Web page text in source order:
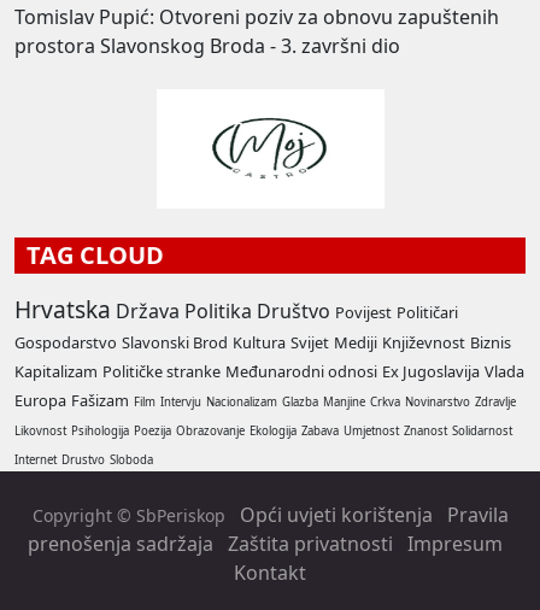
Tomislav Pupić: Otvoreni poziv za obnovu zapuštenih
prostora Slavonskog Broda - 3. završni dio
TAG CLOUD
Hrvatska Država Politika Društvo Povijest Političari
Gospodarstvo Slavonski Brod Kultura Svijet Mediji Književnost Biznis
Kapitalizam Političke stranke Međunarodni odnosi Ex Jugoslavija Vlada
Europa Fašizam Film Intervju Nacionalizam Glazba Manjine Crkva Novinarstvo Zdravlje
Likovnost Psihologija Poezija Obrazovanje Ekologija Zabava Umjetnost Znanost Solidarnost
Internet Drustvo Sloboda
Copyright © SbPeriskop Opći uvjeti korištenja
Pravila
prenošenja sadržaja Zaštita privatnosti Impresum
Kontakt